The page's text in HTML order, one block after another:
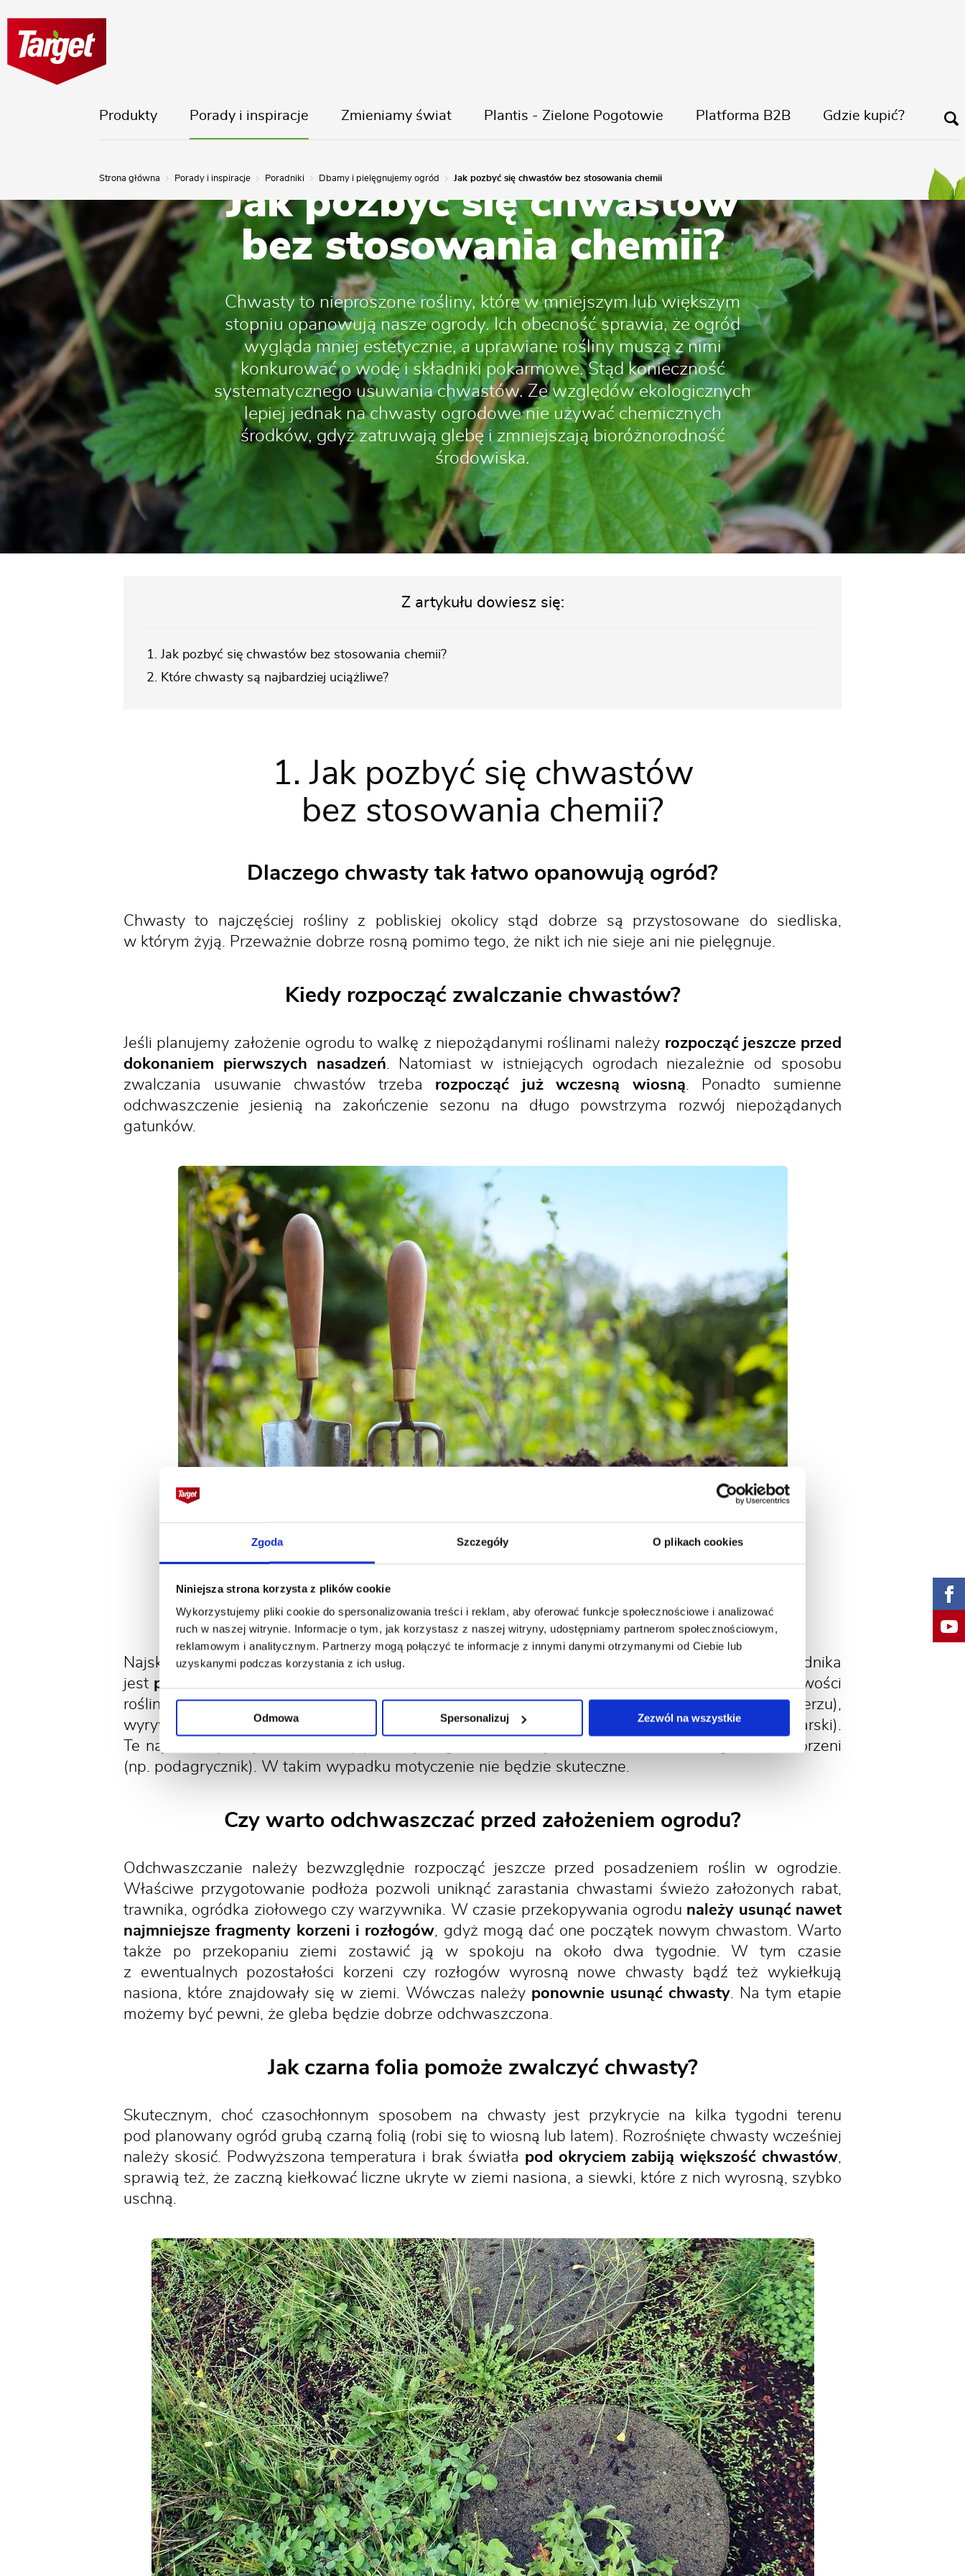
Zgoda Szczegóły O plikach cookies
Niniejsza strona korzysta z plików cookie
Wykorzystujemy pliki cookie do spersonalizowania treści i reklam, aby oferować funkcje społecznościowe i analizować
ruch w naszej witrynie. Informacje o tym, jak korzystasz z naszej witryny, udostępniamy partnerom społecznościowym,
reklamowym i analitycznym. Partnerzy mogą połączyć te informacje z innymi danymi otrzymanymi od Ciebie lub
uzyskanymi podczas korzystania z ich usług.
Odmowa Spersonalizuj Zezwól na wszystkie
Produkty Porady i inspiracje Zmieniamy świat Plantis - Zielone Pogotowie Platforma B2B Gdzie kupić?
Strona główna Porady i inspiracje Poradniki Dbamy i pielęgnujemy ogród Jak pozbyć się chwastów bez stosowania chemii
Jak pozbyć się chwastów
bez stosowania chemii?
Chwasty to nieproszone rośliny, które w mniejszym lub większym
stopniu opanowują nasze ogrody. Ich obecność sprawia, że ogród
wygląda mniej estetycznie, a uprawiane rośliny muszą z nimi
konkurować o wodę i składniki pokarmowe. Stąd konieczność
systematycznego usuwania chwastów. Ze względów ekologicznych
lepiej jednak na chwasty ogrodowe nie używać chemicznych
środków, gdyż zatruwają glebę i zmniejszają bioróżnorodność
środowiska.
Z artykułu dowiesz się:
1. Jak pozbyć się chwastów bez stosowania chemii?
2. Które chwasty są najbardziej uciążliwe?
1. Jak pozbyć się chwastów
bez stosowania chemii?
Dlaczego chwasty tak łatwo opanowują ogród?
Chwasty to najczęściej rośliny z pobliskiej okolicy stąd dobrze są przystosowane do siedliska,
w którym żyją. Przeważnie dobrze rosną pomimo tego, że nikt ich nie sieje ani nie pielęgnuje.
Kiedy rozpocząć zwalczanie chwastów?
Jeśli planujemy założenie ogrodu to walkę z niepożądanymi roślinami należy rozpocząć jeszcze przed
dokonaniem pierwszych nasadzeń . Natomiast w istniejących ogrodach niezależnie od sposobu
zwalczania usuwanie chwastów trzeba rozpocząć już wczesną wiosną . Ponadto sumienne
odchwaszczenie jesienią na zakończenie sezonu na długo powstrzyma rozwój niepożądanych
gatunków.
Jak walczyć z przykrymi kolonizatorami?
Najskuteczniejszą i najbardziej ekologiczną metod, a przy okazji najczęstszym zadaniem ogrodnika
jest plewienie
, czyli mechaniczne usuwanie chwastów. W zależności od fazy rozwoju lub właściwości
roślin pozbywamy się ich przez motyczenie, przekopywanie widłami (np. długie rozłogi perzu),
wyrywanie, za pomocą specjalnych chwytaków lub wąskich łopatek (np. mniszek lekarski).
Te najbardziej uciążliwe chwasty potrafią zregenerować się nawet z niewielkich fragmentów korzeni
(np. podagrycznik). W takim wypadku motyczenie nie będzie skuteczne.
Czy warto odchwaszczać przed założeniem ogrodu?
Odchwaszczanie należy bezwzględnie rozpocząć jeszcze przed posadzeniem roślin w ogrodzie.
Właściwe przygotowanie podłoża pozwoli uniknąć zarastania chwastami świeżo założonych rabat,
trawnika, ogródka ziołowego czy warzywnika. W czasie przekopywania ogrodu należy usunąć nawet
najmniejsze fragmenty korzeni i rozłogów , gdyż mogą dać one początek nowym chwastom. Warto
także po przekopaniu ziemi zostawić ją w spokoju na około dwa tygodnie. W tym czasie
z ewentualnych pozostałości korzeni czy rozłogów wyrosną nowe chwasty bądź też wykiełkują
nasiona, które znajdowały się w ziemi. Wówczas należy ponownie usunąć chwasty . Na tym etapie
możemy być pewni, że gleba będzie dobrze odchwaszczona.
Jak czarna folia pomoże zwalczyć chwasty?
Skutecznym, choć czasochłonnym sposobem na chwasty jest przykrycie na kilka tygodni terenu
pod planowany ogród grubą czarną folią (robi się to wiosną lub latem). Rozrośnięte chwasty wcześniej
należy skosić. Podwyższona temperatura i brak światła pod okryciem zabiją większość chwastów
sprawią też, że zaczną kiełkować liczne ukryte w ziemi nasiona, a siewki, które z nich wyrosną, szybko
uschną.